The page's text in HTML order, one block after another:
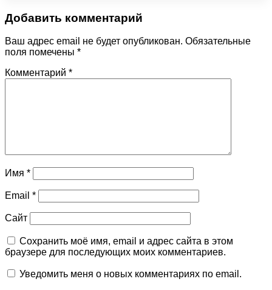
Добавить комментарий
Ваш адрес email не будет опубликован. Обязательные
поля помечены *
Комментарий *
Имя *
Email *
Сайт
Сохранить моё имя, email и адрес сайта в этом
браузере для последующих моих комментариев.
Уведомить меня о новых комментариях по email.